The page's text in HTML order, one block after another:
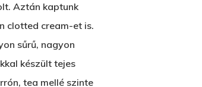
Aztán kaptunk
clotted cream-et is.
sűrű, nagyon
készült tejes
tea mellé szinte